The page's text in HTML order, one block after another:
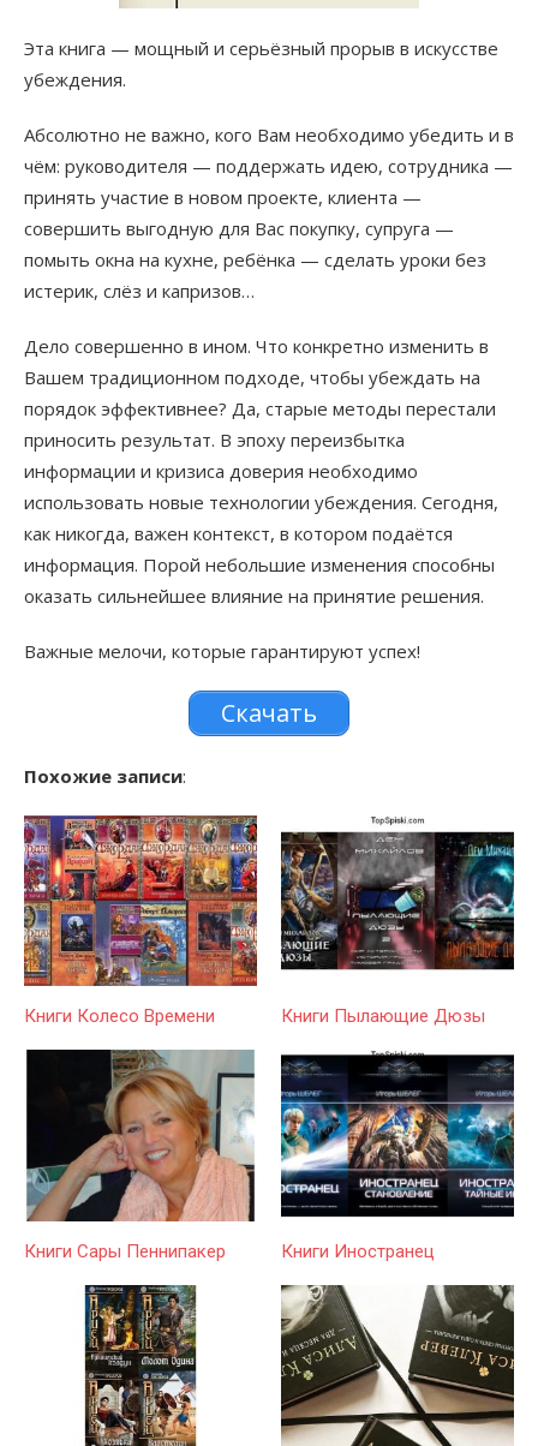
Эта книга — мощный и серьёзный прорыв в искусстве
убеждения.
Абсолютно не важно, кого Вам необходимо убедить и в
чём: руководителя — поддержать идею, сотрудника —
принять участие в новом проекте, клиента —
совершить выгодную для Вас покупку, супруга —
помыть окна на кухне, ребёнка — сделать уроки без
истерик, слёз и капризов…
Дело совершенно в ином. Что конкретно изменить в
Вашем традиционном подходе, чтобы убеждать на
порядок эффективнее? Да, старые методы перестали
приносить результат. В эпоху переизбытка
информации и кризиса доверия необходимо
использовать новые технологии убеждения. Сегодня,
как никогда, важен контекст, в котором подаётся
информация. Порой небольшие изменения способны
оказать сильнейшее влияние на принятие решения.
Важные мелочи, которые гарантируют успех!
Скачать
Похожие записи:
Книги Колесо Времени Книги Пылающие Дюзы
Книги Сары Пеннипакер Книги Иностранец